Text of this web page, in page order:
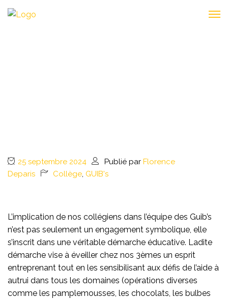
25 septembre 2024 Publié par Florence
Deparis
Collège, GUIB's
L’implication de nos collégiens dans l’équipe des Guib’s
n’est pas seulement un engagement symbolique, elle
s’inscrit dans une véritable démarche éducative. Ladite
démarche vise à éveiller chez nos 3èmes un esprit
entreprenant tout en les sensibilisant aux défis de l’aide à
autrui dans tous les domaines (opérations diverses
comme les pamplemousses, les chocolats, les bulbes